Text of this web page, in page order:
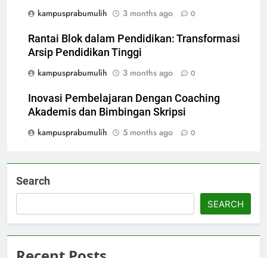
kampusprabumulih
3 months ago 0
Rantai Blok dalam Pendidikan: Transformasi
Arsip Pendidikan Tinggi
kampusprabumulih
3 months ago 0
Inovasi Pembelajaran Dengan Coaching
Akademis dan Bimbingan Skripsi
kampusprabumulih
5 months ago 0
Search
SEARCH